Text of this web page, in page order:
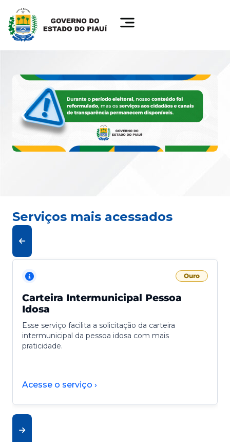
Serviços mais acessados
Ouro
Carteira Intermunicipal Pessoa
Idosa
Esse serviço facilita a solicitação da carteira
intermunicipal da pessoa idosa com mais
praticidade.
Acesse o serviço ›